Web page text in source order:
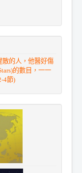
散的人，他醫好傷
的數目，一一
4節)